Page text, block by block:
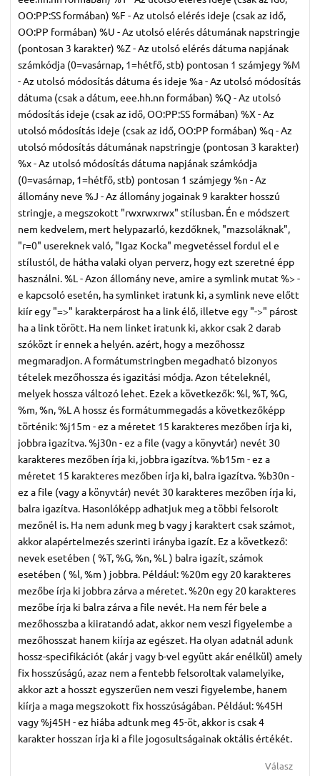
Válasz